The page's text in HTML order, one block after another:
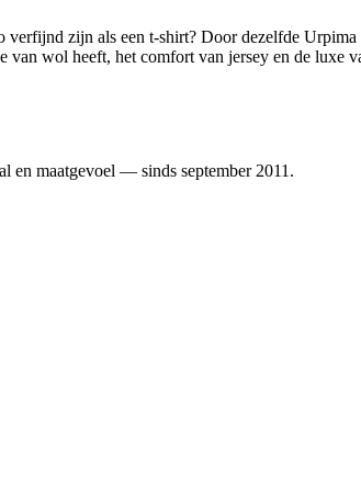
verfijnd zijn als een t-shirt? Door dezelfde
van wol heeft, het comfort van jersey en de
en maatgevoel — sinds september 2011.